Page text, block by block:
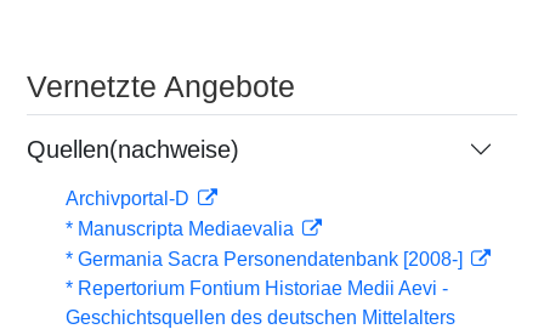
Vernetzte Angebote
Quellen(nachweise)
Archivportal-D
* Manuscripta Mediaevalia
* Germania Sacra Personendatenbank [2008-]
* Repertorium Fontium Historiae Medii Aevi -
Geschichtsquellen des deutschen Mittelalters